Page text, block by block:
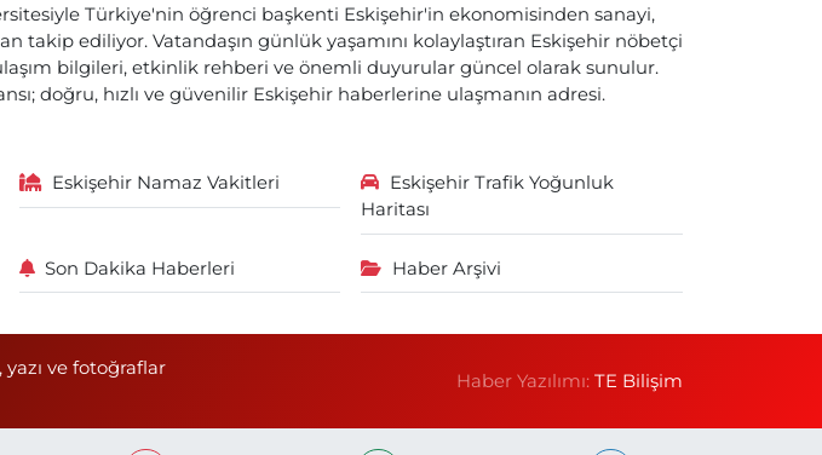
Türkiye'nin öğrenci başkenti Eskişehir'in ekonomisinden sanayi,
ediliyor. Vatandaşın günlük yaşamını kolaylaştıran Eskişehir nöbetçi
bilgileri, etkinlik rehberi ve önemli duyurular güncel olarak sunulur.
doğru, hızlı ve güvenilir Eskişehir haberlerine ulaşmanın adresi.
Eskişehir Namaz Vakitleri
Eskişehir Trafik Yoğunluk
Haritası
Son Dakika Haberleri Haber Arşivi
ve fotoğraflar
Haber Yazılımı:TE Bilişim